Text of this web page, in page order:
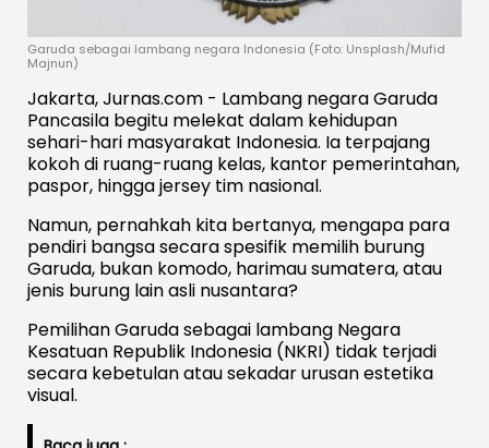
Garuda sebagai lambang negara Indonesia (Foto: Unsplash/Mufid
Majnun)
Jakarta, Jurnas.com - Lambang negara Garuda
Pancasila begitu melekat dalam kehidupan
sehari-hari masyarakat Indonesia. Ia terpajang
kokoh di ruang-ruang kelas, kantor pemerintahan,
paspor, hingga jersey tim nasional.
Namun, pernahkah kita bertanya, mengapa para
pendiri bangsa secara spesifik memilih burung
Garuda, bukan komodo, harimau sumatera, atau
jenis burung lain asli nusantara?
Pemilihan Garuda sebagai lambang Negara
Kesatuan Republik Indonesia (NKRI) tidak terjadi
secara kebetulan atau sekadar urusan estetika
visual.